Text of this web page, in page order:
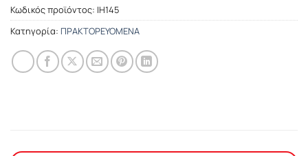
Κωδικός προϊόντος: ΙΗ145
Κατηγορία: ΠΡΑΚΤΟΡΕΥΟΜΕΝΑ